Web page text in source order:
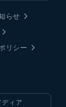
らせ
リシー
ディア